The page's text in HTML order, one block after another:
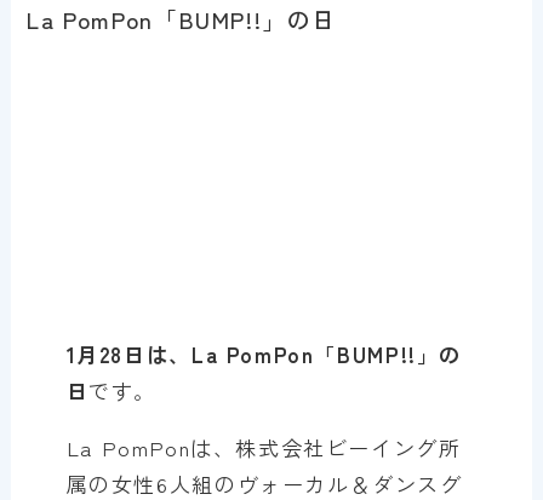
La PomPon「BUMP!!」の日
1月28日は、La PomPon「BUMP!!」の
日 です。
La PomPonは、株式会社ビーイング所
属の女性6人組のヴォーカル＆ダンスグ